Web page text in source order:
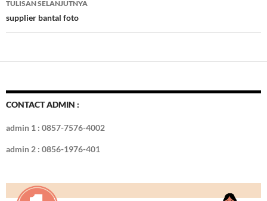
k
TULISAN SELANJUTNYA
supplier bantal foto
CONTACT ADMIN :
admin 1 : 0857-7576-4002
admin 2 : 0856-1976-401